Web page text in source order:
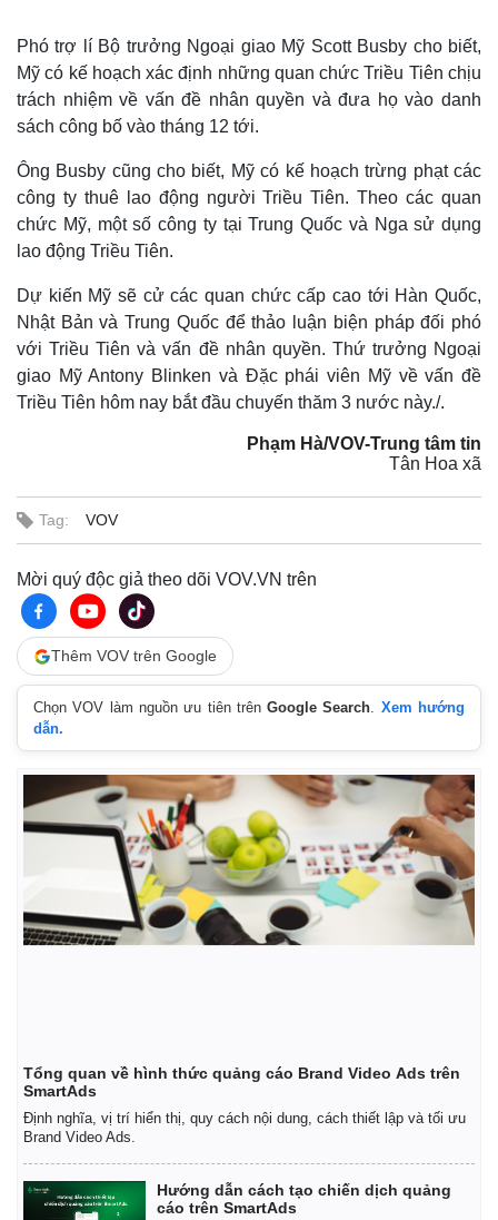
Thế giới
Quan sát
Cuộc sống đó đây
Hồ sơ
Multimedia
Video
Ảnh
E-Magazine
Infographic
Phó trợ lí Bộ trưởng Ngoại giao Mỹ Scott Busby cho biết,
Mỹ có kế hoạch xác định những quan chức Triều Tiên chịu
trách nhiệm về vấn đề nhân quyền và đưa họ vào danh
sách công bố vào tháng 12 tới.
Ông Busby cũng cho biết, Mỹ có kế hoạch trừng phạt các
công ty thuê lao động người Triều Tiên. Theo các quan
chức Mỹ, một số công ty tại Trung Quốc và Nga sử dụng
lao động Triều Tiên.
Dự kiến Mỹ sẽ cử các quan chức cấp cao tới Hàn Quốc,
Nhật Bản và Trung Quốc để thảo luận biện pháp đối phó
với Triều Tiên và vấn đề nhân quyền. Thứ trưởng Ngoại
giao Mỹ Antony Blinken và Đặc phái viên Mỹ về vấn đề
Triều Tiên hôm nay bắt đầu chuyến thăm 3 nước này./.
Phạm Hà/VOV-Trung tâm tin
Tân Hoa xã
Tag: VOV
Mời quý độc giả theo dõi VOV.VN trên
Thêm VOV trên Google
Chọn VOV làm nguồn ưu tiên trênGoogle Search. Xem hướng
dẫn.
Tổng quan về hình thức quảng cáo Brand Video Ads trên
SmartAds
Định nghĩa, vị trí hiển thị, quy cách nội dung, cách thiết lập và tối ưu
Brand Video Ads.
Hướng dẫn cách tạo chiến dịch quảng
cáo trên SmartAds